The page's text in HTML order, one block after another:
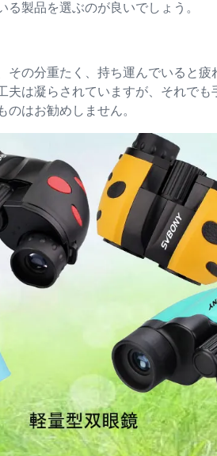
製品を選ぶのが良いでしょう。
その分重たく、持ち運んでいると疲
夫は凝らされていますが、それでも
のはお勧めしません。